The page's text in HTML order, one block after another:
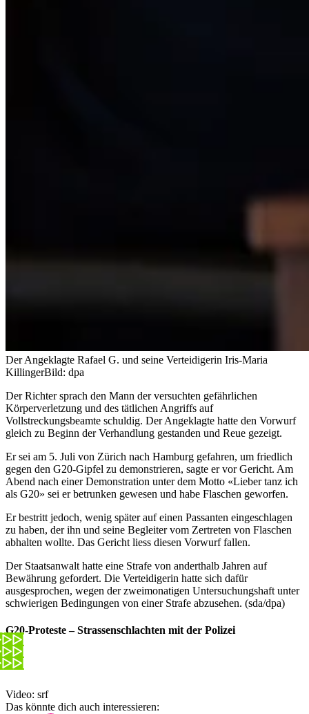
Der Angeklagte Rafael G. und seine Verteidigerin Iris-Maria
KillingerBild: dpa
Der Richter sprach den Mann der versuchten gefährlichen
Körperverletzung und des tätlichen Angriffs auf
Vollstreckungsbeamte schuldig. Der Angeklagte hatte den Vorwurf
gleich zu Beginn der Verhandlung gestanden und Reue gezeigt.
Er sei am 5. Juli von Zürich nach Hamburg gefahren, um friedlich
gegen den G20-Gipfel zu demonstrieren, sagte er vor Gericht. Am
Abend nach einer Demonstration unter dem Motto «Lieber tanz ich
als G20» sei er betrunken gewesen und habe Flaschen geworfen.
Er bestritt jedoch, wenig später auf einen Passanten eingeschlagen
zu haben, der ihn und seine Begleiter vom Zertreten von Flaschen
abhalten wollte. Das Gericht liess diesen Vorwurf fallen.
Der Staatsanwalt hatte eine Strafe von anderthalb Jahren auf
Bewährung gefordert. Die Verteidigerin hatte sich dafür
ausgesprochen, wegen der zweimonatigen Untersuchungshaft unter
schwierigen Bedingungen von einer Strafe abzusehen. (sda/dpa)
G20-Proteste – Strassenschlachten mit der Polizei
Video: srf
Das könnte dich auch interessieren: